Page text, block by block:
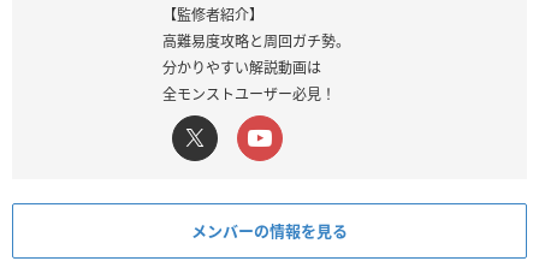
【監修者紹介】
高難易度攻略と周回ガチ勢。
分かりやすい解説動画は
全モンストユーザー必見！
メンバーの情報を見る